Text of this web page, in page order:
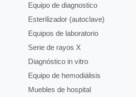
Equipo de diagnostico
Esterilizador (autoclave)
Equipos de laboratorio
Serie de rayos X
Diagnóstico in vitro
Equipo de hemodiálisis
Muebles de hospital